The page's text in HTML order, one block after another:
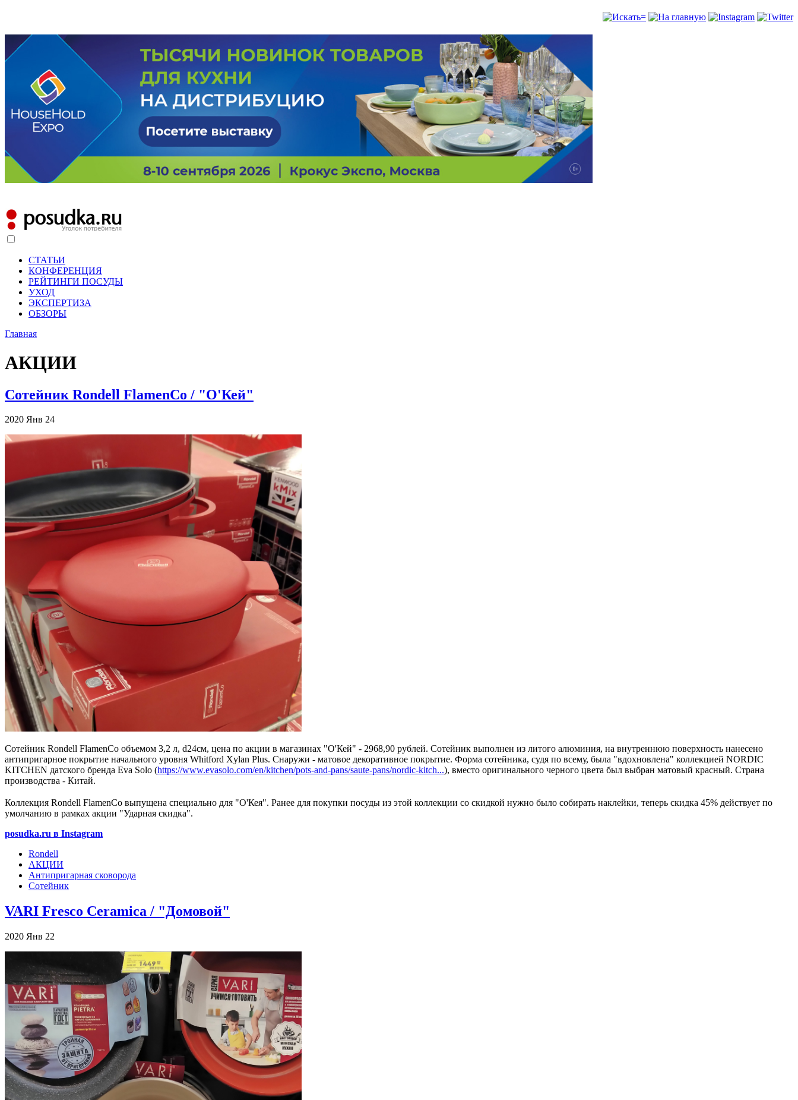
СТАТЬИ
КОНФЕРЕНЦИЯ
РЕЙТИНГИ ПОСУДЫ
УХОД
ЭКСПЕРТИЗА
ОБЗОРЫ
Главная
АКЦИИ
Сотейник Rondell FlamenCo / "О'Кей"
2020 Янв 24
Сотейник Rondell FlamenCo объемом 3,2 л, d24см, цена по акции в магазинах "О'Кей" - 2968,90 рублей. Сотейник выполнен из литого алюминия, на внутреннюю поверхность нанесено
антипригарное покрытие начального уровня Whitford Xylan Plus. Снаружи - матовое декоративное покрытие. Форма сотейника, судя по всему, была "вдохновлена" коллекцией NORDIC
KITCHEN датского бренда Eva Solo (https://www.evasolo.com/en/kitchen/pots-and-pans/saute-pans/nordic-kitch...), вместо оригинального черного цвета был выбран матовый красный. Страна
производства - Китай.
Коллекция Rondell FlamenCo выпущена специально для "О'Кея". Ранее для покупки посуды из этой коллекции со скидкой нужно было собирать наклейки, теперь скидка 45% действует по
умолчанию в рамках акции "Ударная скидка".
posudka.ru в Instagram
Rondell
АКЦИИ
Антипригарная сковорода
Сотейник
VARI Fresco Ceramica / "Домовой"
2020 Янв 22